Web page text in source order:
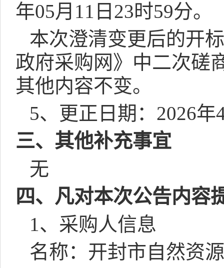
年05月 11 日 23时59分。
本次澄清变更后的开
政府采购网》中二次磋
其他内容不变。
5、更正日期： 2026年
三、其他补充事宜
无
四、凡对本次公告内容
1、采购人信息
名称：开封市自然资